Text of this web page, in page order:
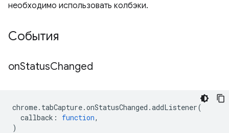
необходимо использовать колбэки.
События
onStatusChanged
chrome. tabCapture.onStatusChanged .addListener(
callback : function,
)